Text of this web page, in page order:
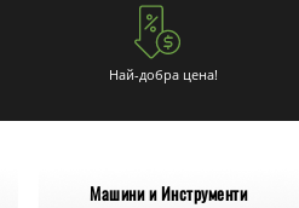
Най-добра цена!
Машини и Инструменти